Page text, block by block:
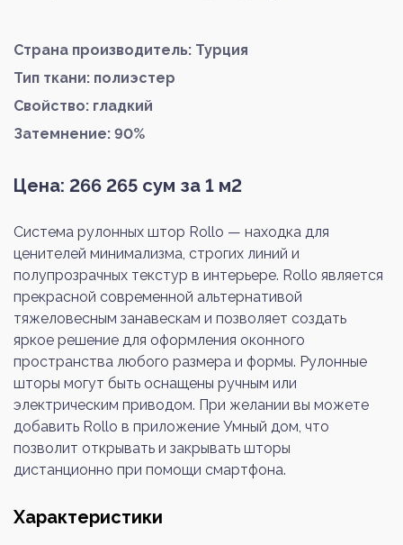
Страна производитель: Турция
Тип ткани: полиэстер
Свойство: гладкий
Затемнение: 90%
Цена: 266 265 сум за 1 м2
Система рулонных штор Rollo — находка для
ценителей минимализма, строгих линий и
полупрозрачных текстур в интерьере. Rollo является
прекрасной современной альтернативой
тяжеловесным занавескам и позволяет создать
яркое решение для оформления оконного
пространства любого размера и формы. Рулонные
шторы могут быть оснащены ручным или
электрическим приводом. При желании вы можете
добавить Rollo в приложение Умный дом, что
позволит открывать и закрывать шторы
дистанционно при помощи смартфона.
Характеристики